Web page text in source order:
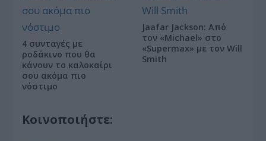
4 συνταγές με
ροδάκινο που θα
κάνουν το καλοκαίρι
σου ακόμα πιο
νόστιμο
Jaafar Jackson: Από
τον «Michael» στο
«Supermax» με τον Will
Smith
Κοινοποιήστε: